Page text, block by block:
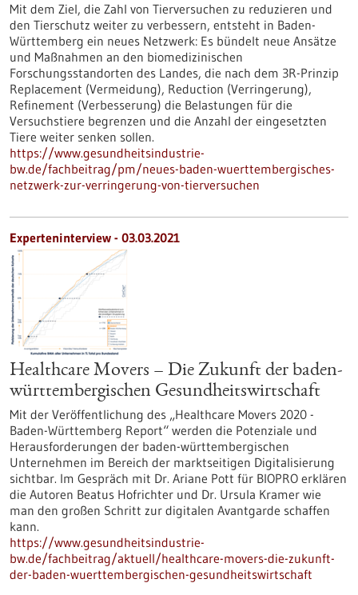
Mit dem Ziel, die Zahl von Tierversuchen zu reduzieren und
den Tierschutz weiter zu verbessern, entsteht in Baden-
Württemberg ein neues Netzwerk: Es bündelt neue Ansätze
und Maßnahmen an den biomedizinischen
Forschungsstandorten des Landes, die nach dem 3R-Prinzip
Replacement (Vermeidung), Reduction (Verringerung),
Refinement (Verbesserung) die Belastungen für die
Versuchstiere begrenzen und die Anzahl der eingesetzten
Tiere weiter senken sollen.
https://www.gesundheitsindustrie-
bw.de/fachbeitrag/pm/neues-baden-wuerttembergisches-
netzwerk-zur-verringerung-von-tierversuchen
Experteninterview - 03.03.2021
Healthcare Movers – Die Zukunft der baden-
württembergischen Gesundheitswirtschaft
Mit der Veröffentlichung des „Healthcare Movers 2020 -
Baden-Württemberg Report“ werden die Potenziale und
Herausforderungen der baden-württembergischen
Unternehmen im Bereich der marktseitigen Digitalisierung
sichtbar. Im Gespräch mit Dr. Ariane Pott für BIOPRO erklären
die Autoren Beatus Hofrichter und Dr. Ursula Kramer wie
man den großen Schritt zur digitalen Avantgarde schaffen
kann.
https://www.gesundheitsindustrie-
bw.de/fachbeitrag/aktuell/healthcare-movers-die-zukunft-
der-baden-wuerttembergischen-gesundheitswirtschaft